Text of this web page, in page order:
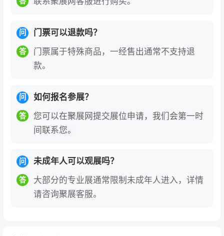
问 门票可以退款吗？
答
门票属于特殊商品，一经售出通常不支持退
款。
问 如何报名参展？
答
您可以在聚展网提交展位申请，我们会第一时
间联系您。
问 未成年人可以观展吗？
答
大部分的专业展通常限制未成年人进入，详情
请咨询聚展客服。